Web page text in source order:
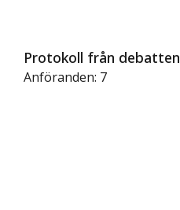
Protokoll från debatten
Anföranden: 7